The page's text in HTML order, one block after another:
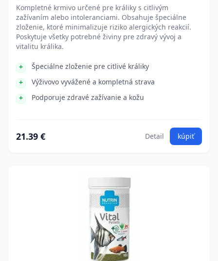
Kompletné krmivo určené pre králiky s citlivým
zažívaním alebo intoleranciami. Obsahuje špeciálne
zloženie, ktoré minimalizuje riziko alergických reakcií.
Poskytuje všetky potrebné živiny pre zdravý vývoj a
vitalitu králika.
Špeciálne zloženie pre citlivé králiky
Výživovo vyvážené a kompletná strava
Podporuje zdravé zažívanie a kožu
21.39 € Detail kúpiť